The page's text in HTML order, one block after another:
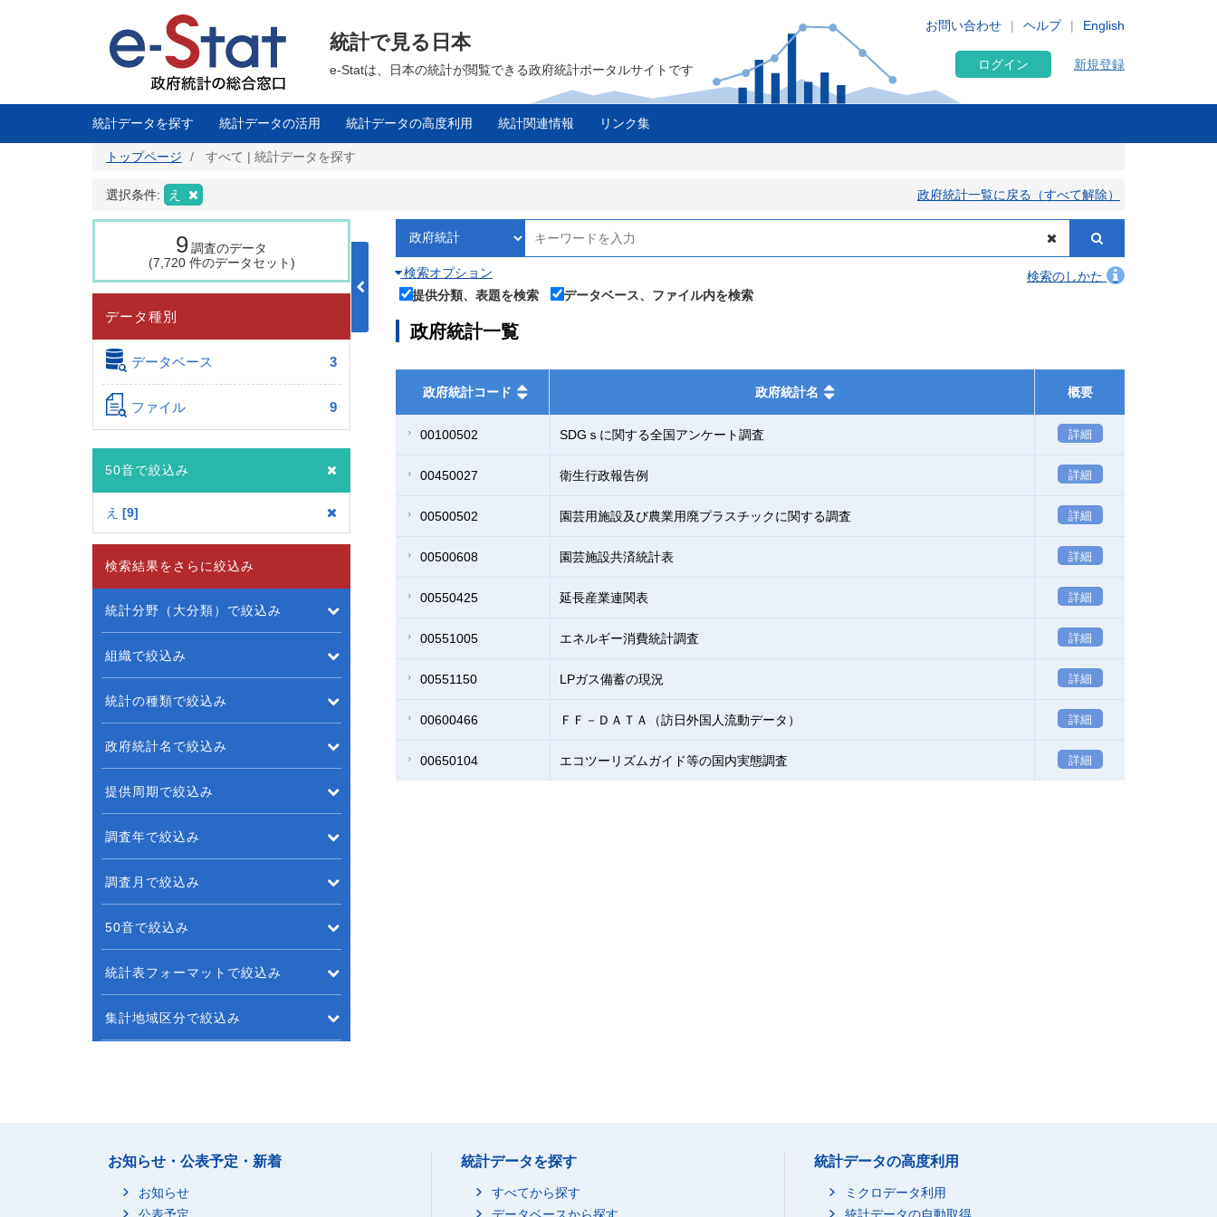
に
English
お問い合わせ ヘルプ
統計で見る日本
e-Statは、日本の統計が閲覧できる政府統計ポータルサイトです ログイン 新規登録
統計データを探す 統計データの活用 統計データの高度利用 統計関連情報 リンク集
トップページ すべて | 統計データを探す
選択条件: え 政府統計一覧に戻る（すべて解除）
9調査のデータ
(7,720 件のデータセット)
データ種別
データベース 3
ファイル 9
50音で絞込み
え 9
検索オプション
検索のしかた
提供分類、表題を検索
データベース、ファイル内を検索
政府統計一覧
政府統計コード 政府統計名 概要
00100502 SDGｓに関する全国アンケート調査 詳細
00450027 衛生行政報告例 詳細
00500502 園芸用施設及び農業用廃プラスチックに関する調査 詳細
00500608 園芸施設共済統計表 詳細
00550425 延長産業連関表 詳細
00551005 エネルギー消費統計調査 詳細
00551150 LPガス備蓄の現況 詳細
00600466 ＦＦ－ＤＡＴＡ（訪日外国人流動データ） 詳細
00650104 エコツーリズムガイド等の国内実態調査 詳細
検索結果をさらに絞込み
統計分野（大分類）で絞込み
組織で絞込み
統計の種類で絞込み
政府統計名で絞込み
提供周期で絞込み
調査年で絞込み
調査月で絞込み
50音で絞込み
統計表フォーマットで絞込み
集計地域区分で絞込み
お知らせ・公表予定・新着
お知らせ
統計データを探す
すべてから探す
統計データの高度利用
ミクロデータ利用